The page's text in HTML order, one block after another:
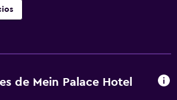
de Mein Palace Hotel